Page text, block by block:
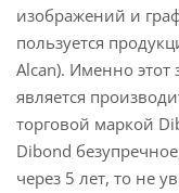
изображений и
пользуется
Alcan). Именно этот
является
торговой маркой
Dibond
через 5 лет, то не